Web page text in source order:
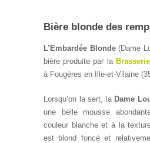
Bière blonde des
L’Embardée Blonde(Dame
bière produite par la
à Fougères en Ille-et-Vilaine
Lorsqu’on la sert, la Dame
une belle mousse
couleur blanche et à la
est blond foncé et